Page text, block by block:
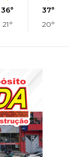
36°
21°
37°
20°